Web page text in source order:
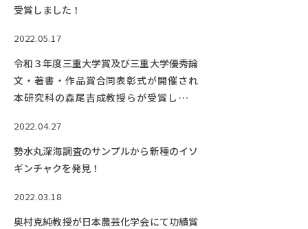
受賞しました！
2022.05.17
令和３年度三重大学賞及び三重大学優秀論
文・著書・作品賞合同表彰式が開催され
本研究科の森尾吉成教授らが受賞しまし
2022.04.27
勢水丸深海調査のサンプルから新種のイソ
ギンチャクを発見！
2022.03.18
奥村克純教授が日本農芸化学会にて功績賞